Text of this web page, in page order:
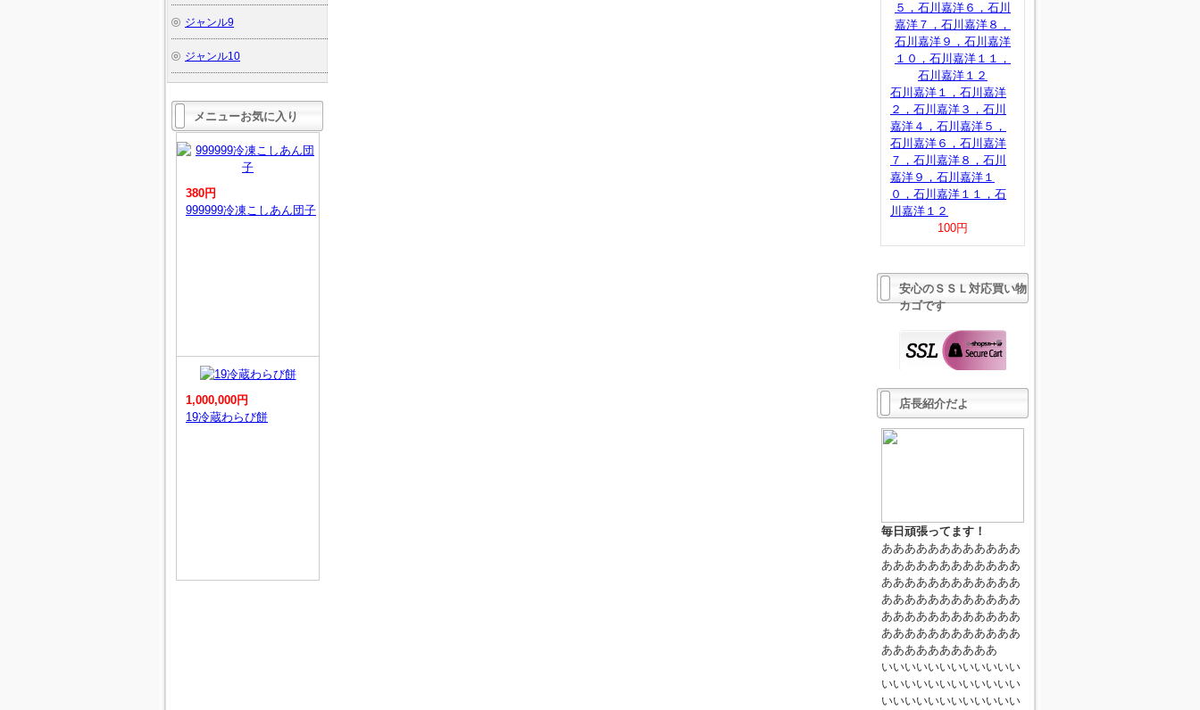
ジャンル9
ジャンル10
メニューお気に入り
380円
999999冷凍こしあん団子
1,000,000円
19冷蔵わらび餅
石川嘉洋１，石川嘉洋
２，石川嘉洋３，石川
嘉洋４，石川嘉洋５，
石川嘉洋６，石川嘉洋
７，石川嘉洋８，石川
嘉洋９，石川嘉洋１
０，石川嘉洋１１，石
川嘉洋１２
100円
安心のＳＳＬ対応買い物
カゴです
店長紹介だよ
毎日頑張ってます！
ああああああああああああ
ああああああああああああ
ああああああああああああ
ああああああああああああ
ああああああああああああ
ああああああああああああ
ああああああああああ
いいいいいいいいいいいい
いいいいいいいいいいいい
いいいいいいいいいいいい